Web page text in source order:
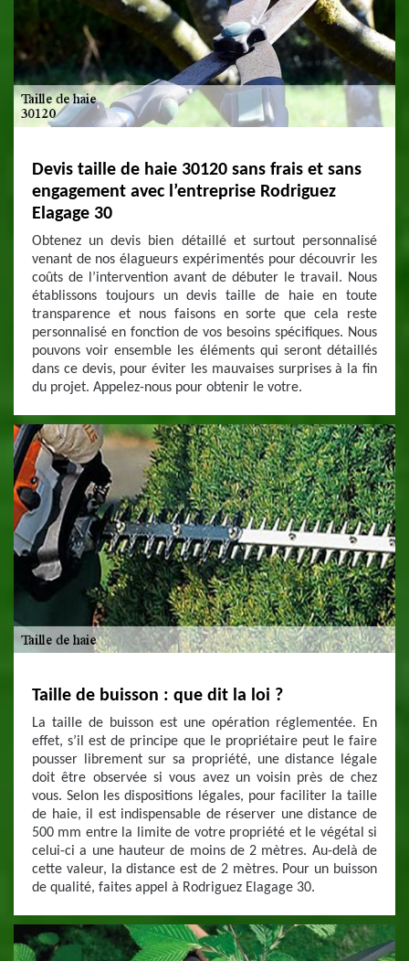
Devis taille de haie 30120 sans frais et sans
engagement avec l’entreprise Rodriguez
Elagage 30
Obtenez un devis bien détaillé et surtout personnalisé
venant de nos élagueurs expérimentés pour découvrir les
coûts de l’intervention avant de débuter le travail. Nous
établissons toujours un devis taille de haie en toute
transparence et nous faisons en sorte que cela reste
personnalisé en fonction de vos besoins spécifiques. Nous
pouvons voir ensemble les éléments qui seront détaillés
dans ce devis, pour éviter les mauvaises surprises à la fin
du projet. Appelez-nous pour obtenir le votre.
Taille de buisson : que dit la loi ?
La taille de buisson est une opération réglementée. En
effet, s’il est de principe que le propriétaire peut le faire
pousser librement sur sa propriété, une distance légale
doit être observée si vous avez un voisin près de chez
vous. Selon les dispositions légales, pour faciliter la taille
de haie, il est indispensable de réserver une distance de
500 mm entre la limite de votre propriété et le végétal si
celui-ci a une hauteur de moins de 2 mètres. Au-delà de
cette valeur, la distance est de 2 mètres. Pour un buisson
de qualité, faites appel à Rodriguez Elagage 30.